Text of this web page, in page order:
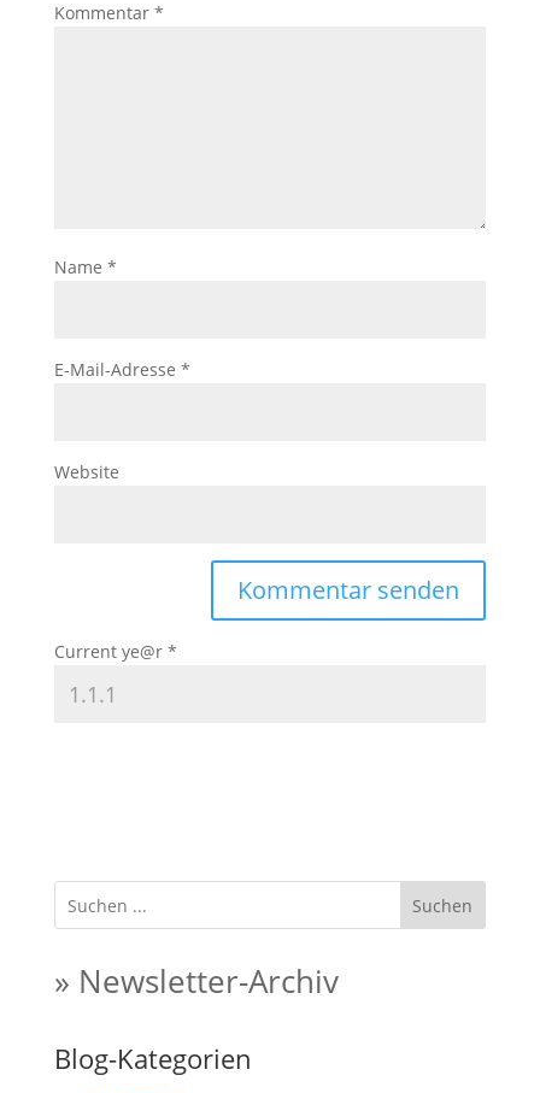
Kommentar *
Name *
E-Mail-Adresse *
Website
Current ye@r *
Suchen
» Newsletter-Archiv
Blog-Kategorien